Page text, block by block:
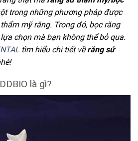
trong những phương pháp được
mỹ răng. Trong đó, bọc răng
chọn mà bạn không thể bỏ qua.
tìm hiểu chi tiết vềrăng sứ
là gì?